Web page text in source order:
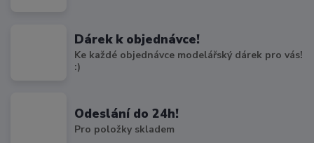
Dárek k objednávce!
Ke každé objednávce modelářský dárek pro vás!
:)
Odeslání do 24h!
Pro položky skladem